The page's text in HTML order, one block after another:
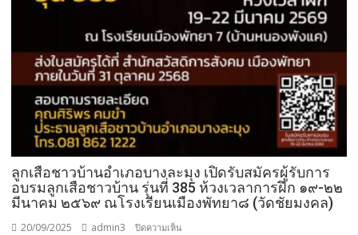
ลูกเสือชาวบ้านอำเภอบางละมุง เปิดรับสมัครผู้รับการ
อบรมลูกเสือชาวบ้าน รุ่นที่ 385 ห้วงเวลาการฝึก ๑๙-๒๒
มีนาคม ๒๕๖๙ ณโรงเรียนเมืองพัทยา๘ (วัดชัยมงคล)
20/09/2025 admin3 ปิดความเห็น